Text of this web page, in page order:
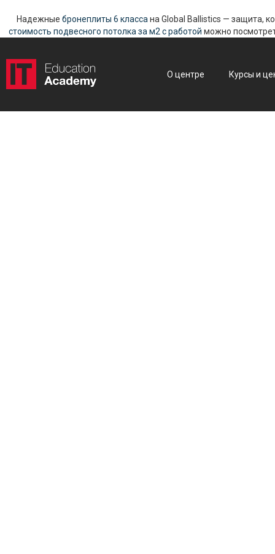
Надежные бронеплиты 6 класса на Global Ballistics — защита,
стоимость подвесного потолка за м2 с работой можно
О центре Курсы и